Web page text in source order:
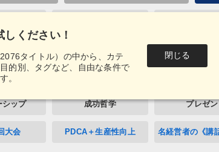
ください！
タイトル）の中から、カテ
的別、タグなど、自由な条件で
。
閉じる
モチベーシ
インフレ対策
シップ 成功哲学 プレゼン
大会 PDCA＋生産性向上 名経営者の《講